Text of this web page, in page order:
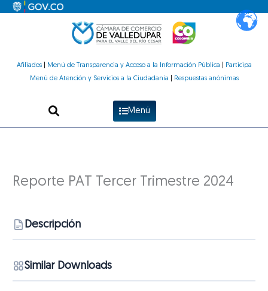
Afiliados| Menú de Transparencia y Acceso a la Información Pública
Participa
Menú de Atención y Servicios a la Ciudadanía
Respuestas anónimas
Menú
Reporte PAT Tercer Trimestre 2024
Descripción
Similar Downloads